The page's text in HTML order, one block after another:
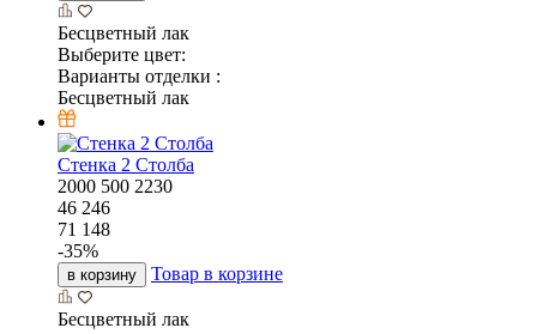
Бесцветный лак
Выберите цвет:
Варианты отделки :
Бесцветный лак
Стенка 2 Столба
2000 500 2230
46 246
71 148
-35%
в корзину Товар в корзине
Бесцветный лак